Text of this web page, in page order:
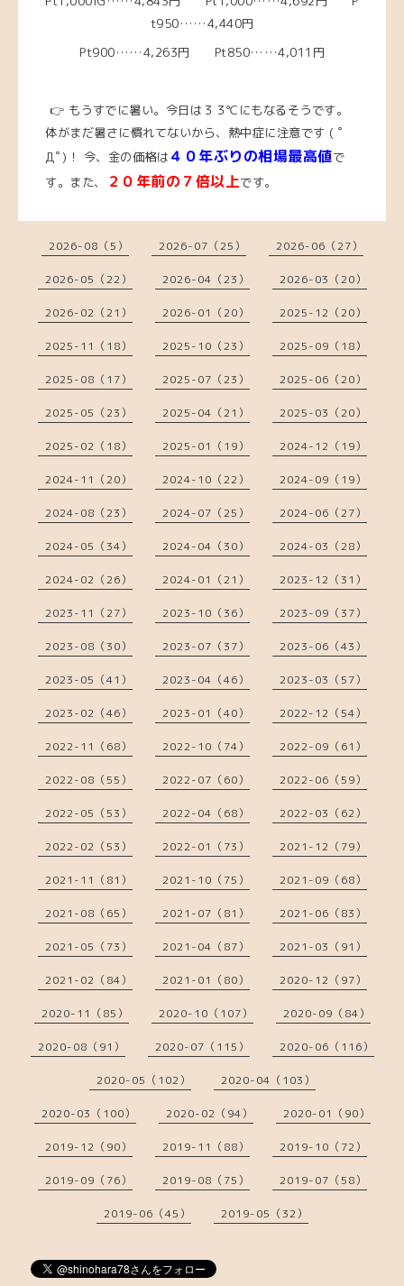
t950……4,440円
Pt900……4,263円 Pt850……4,011円
👉 もうすでに暑い。今日は３３℃にもなるそうです。
体がまだ暑さに慣れてないから、熱中症に注意です ( ﾟ
Дﾟ)！
今、 金の価格は ４０年ぶりの相場最高値で
す。また、
２０年前の７倍以上です。
2026-08（5） 2026-07（25） 2026-06（27）
2026-05（22） 2026-04（23） 2026-03（20）
2026-02（21） 2026-01（20） 2025-12（20）
2025-11（18） 2025-10（23） 2025-09（18）
2025-08（17） 2025-07（23） 2025-06（20）
2025-05（23） 2025-04（21） 2025-03（20）
2025-02（18） 2025-01（19） 2024-12（19）
2024-11（20） 2024-10（22） 2024-09（19）
2024-08（23） 2024-07（25） 2024-06（27）
2024-05（34） 2024-04（30） 2024-03（28）
2024-02（26） 2024-01（21） 2023-12（31）
2023-11（27） 2023-10（36） 2023-09（37）
2023-08（30） 2023-07（37） 2023-06（43）
2023-05（41） 2023-04（46） 2023-03（57）
2023-02（46） 2023-01（40） 2022-12（54）
2022-11（68） 2022-10（74） 2022-09（61）
2022-08（55） 2022-07（60） 2022-06（59）
2022-05（53） 2022-04（68） 2022-03（62）
2022-02（53） 2022-01（73） 2021-12（79）
2021-11（81） 2021-10（75） 2021-09（68）
2021-08（65） 2021-07（81） 2021-06（83）
2021-05（73） 2021-04（87） 2021-03（91）
2021-02（84） 2021-01（80） 2020-12（97）
2020-11（85） 2020-10（107） 2020-09（84）
2020-08（91） 2020-07（115） 2020-06（116）
2020-05（102） 2020-04（103）
2020-03（100） 2020-02（94） 2020-01（90）
2019-12（90） 2019-11（88） 2019-10（72）
2019-09（76） 2019-08（75） 2019-07（58）
2019-06（45） 2019-05（32）